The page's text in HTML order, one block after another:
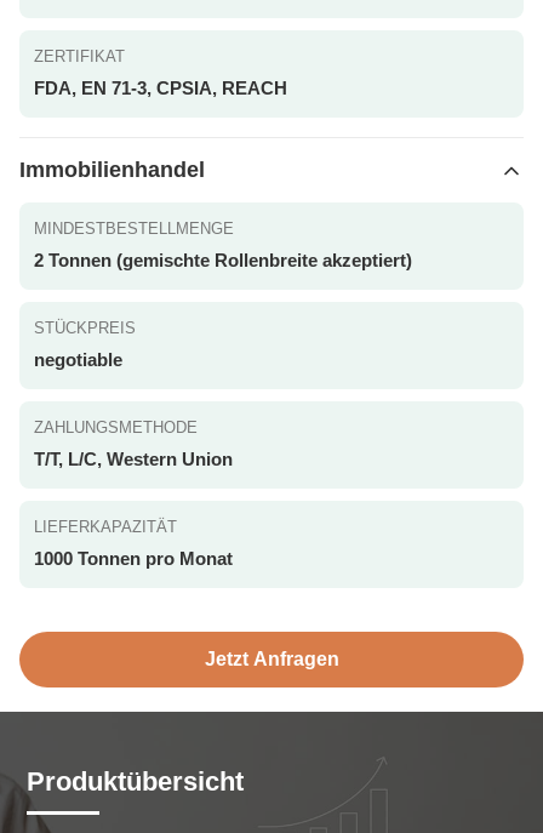
ZERTIFIKAT
FDA, EN 71-3, CPSIA, REACH
Immobilienhandel
MINDESTBESTELLMENGE
2 Tonnen (gemischte Rollenbreite akzeptiert)
STÜCKPREIS
negotiable
ZAHLUNGSMETHODE
T/T, L/C, Western Union
LIEFERKAPAZITÄT
1000 Tonnen pro Monat
Jetzt Anfragen
Produktübersicht